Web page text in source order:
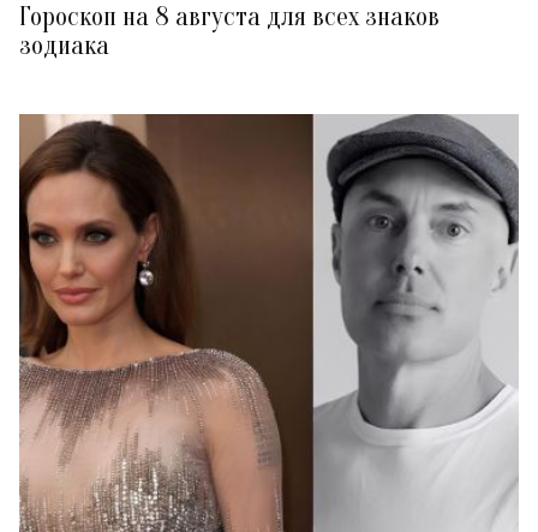
Гороскоп на 8 августа для всех знаков
зодиака